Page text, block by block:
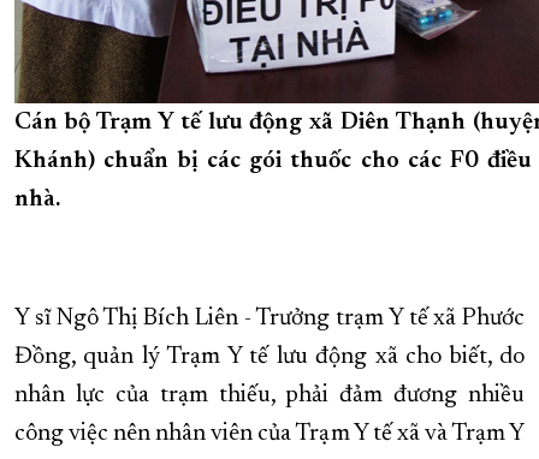
Cán bộ Trạm Y tế lưu động xã Diên Thạnh
Khánh) chuẩn bị các gói thuốc cho các F0
nhà.
Y sĩ Ngô Thị Bích Liên - Trưởng trạm Y tế xã Phước
Đồng, quản lý Trạm Y tế lưu động xã cho biết, do
nhân lực của trạm thiếu, phải đảm đương nhiều
công việc nên nhân viên của Trạm Y tế xã và Trạm Y